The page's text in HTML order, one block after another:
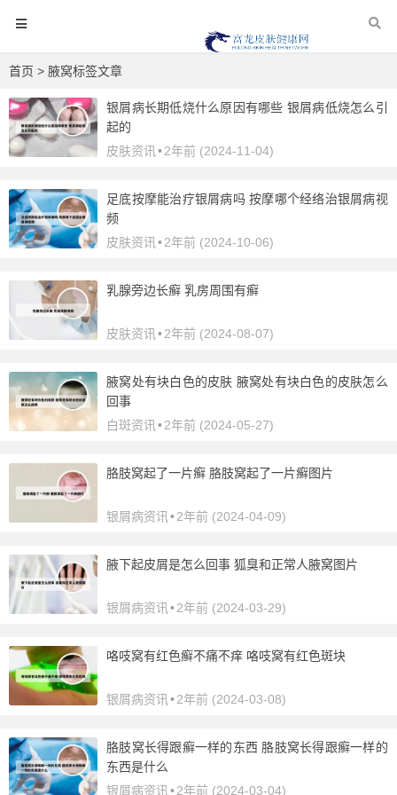
首页 > 腋窝标签文章
银屑病长期低烧什么原因有哪些 银屑病低烧怎么引
起的
皮肤资讯 •2年前 (2024-11-04)
足底按摩能治疗银屑病吗 按摩哪个经络治银屑病视
频
皮肤资讯 •2年前 (2024-10-06)
乳腺旁边长癣 乳房周围有癣
皮肤资讯 •2年前 (2024-08-07)
腋窝处有块白色的皮肤 腋窝处有块白色的皮肤怎么
回事
白斑资讯 •2年前 (2024-05-27)
胳肢窝起了一片癣 胳肢窝起了一片癣图片
银屑病资讯 •2年前 (2024-04-09)
腋下起皮屑是怎么回事 狐臭和正常人腋窝图片
银屑病资讯 •2年前 (2024-03-29)
咯吱窝有红色癣不痛不痒 咯吱窝有红色斑块
银屑病资讯 •2年前 (2024-03-08)
胳肢窝长得跟癣一样的东西 胳肢窝长得跟癣一样的
东西是什么
银屑病资讯 •2年前 (2024-03-04)